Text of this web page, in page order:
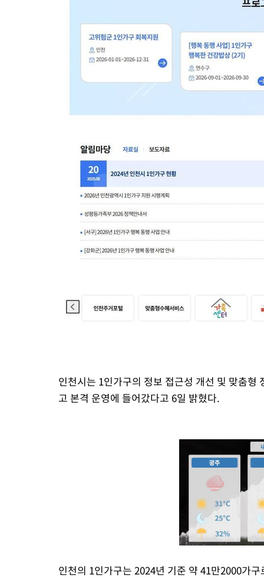
인천시는 1인가구의 정보 접근성 개선 및 맞춤
고 본격 운영에 들어갔다고 6일 밝혔다.
인천의 1인가구는 2024년 기준 약 41만2000가